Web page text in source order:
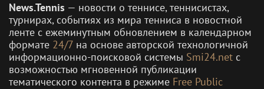
News.Tennis — новости о теннисе, теннисистах,
турнирах, событиях из мира тенниса в новостной
ленте с ежеминутным обновлением в календарном
формате 24/7 на основе авторской технологичной
информационно-поисковой системы Smi24.net с
возможностью мгновенной публикации
тематического контента в режиме Free Public